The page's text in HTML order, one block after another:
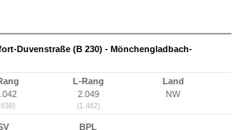
Duvenstraße (B 230) - Mönchengladbach-
L-Rang
2.049
(1.462)
Land
NW
BPL